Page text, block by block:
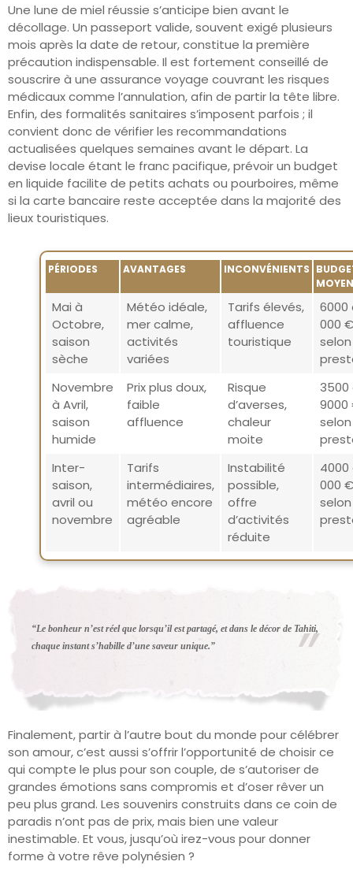
Une lune de miel réussie s’anticipe bien avant le
décollage. Un passeport valide, souvent exigé plusieurs
mois après la date de retour, constitue la première
précaution indispensable. Il est fortement conseillé de
souscrire à une assurance voyage couvrant les risques
médicaux comme l’annulation, afin de partir la tête libre.
Enfin, des formalités sanitaires s’imposent parfois ; il
convient donc de vérifier les recommandations
actualisées quelques semaines avant le départ. La
devise locale étant le franc pacifique, prévoir un budget
en liquide facilite de petits achats ou pourboires, même
si la carte bancaire reste acceptée dans la majorité des
lieux touristiques.
PÉRIODES AVANTAGES INCONVÉNIENTS
MOYEN
Mai à
Octobre,
saison
sèche
Météo idéale,
mer calme,
activités
variées
Tarifs élevés,
affluence
touristique
6000
000 €
selon
Novembre
à Avril,
saison
humide
Prix plus doux,
faible
affluence
Risque
d’averses,
chaleur
moite
3500
9000
selon
Inter-
saison,
avril ou
novembre
Tarifs
intermédiaires,
météo encore
agréable
Instabilité
possible,
offre
d’activités
réduite
4000
000 €
selon
“Le bonheur n’est réel que lorsqu’il est partagé, et dans le décor de Tahiti,
chaque instant s’habille d’une saveur unique.”
Finalement, partir à l’autre bout du monde pour célébrer
son amour, c’est aussi s’offrir l’opportunité de choisir ce
qui compte le plus pour son couple, de s’autoriser de
grandes émotions sans compromis et d’oser rêver un
peu plus grand. Les souvenirs construits dans ce coin de
paradis n’ont pas de prix, mais bien une valeur
inestimable. Et vous, jusqu’où irez-vous pour donner
forme à votre rêve polynésien ?